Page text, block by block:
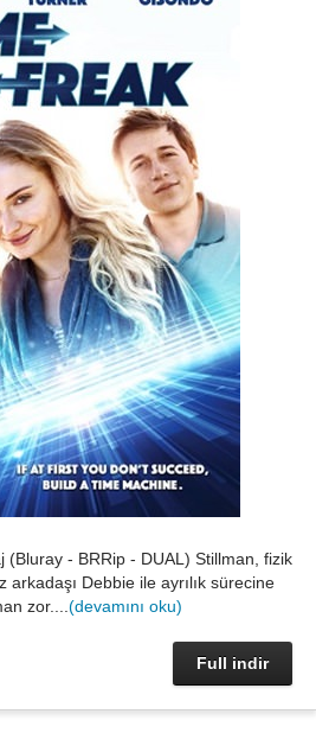
(Bluray - BRRip - DUAL) Stillman, fizik
arkadaşı Debbie ile ayrılık sürecine
zor.... (devamını oku)
Full indir